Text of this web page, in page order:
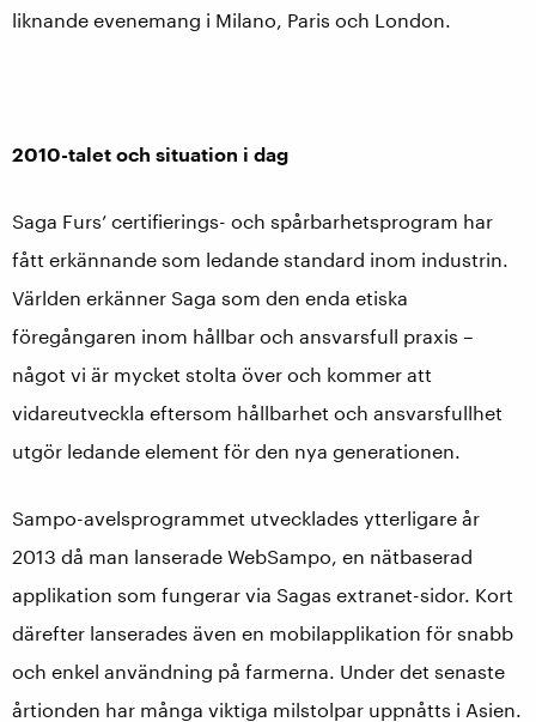
liknande evenemang i Milano, Paris och London.
2010-talet och situation i dag
Saga Furs’ certifierings- och spårbarhetsprogram har
fått erkännande som ledande standard inom industrin.
Världen erkänner Saga som den enda etiska
föregångaren inom hållbar och ansvarsfull praxis –
något vi är mycket stolta över och kommer att
vidareutveckla eftersom hållbarhet och ansvarsfullhet
utgör ledande element för den nya generationen.
Sampo-avelsprogrammet utvecklades ytterligare år
2013 då man lanserade WebSampo, en nätbaserad
applikation som fungerar via Sagas extranet-sidor. Kort
därefter lanserades även en mobilapplikation för snabb
och enkel användning på farmerna. Under det senaste
årtionden har många viktiga milstolpar uppnåtts i Asien.